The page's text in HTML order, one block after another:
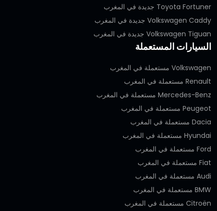
Toyota Fortuner جديدة في المغرب
Volkswagen Caddy جديدة في المغرب
Volkswagen Tiguan جديدة في المغرب
السيارات المستعملة
Volkswagen مستعملة في المغرب
Renault مستعملة في المغرب
Mercedes-Benz مستعملة في المغرب
Peugeot مستعملة في المغرب
Dacia مستعملة في المغرب
Hyundai مستعملة في المغرب
Ford مستعملة في المغرب
Fiat مستعملة في المغرب
Audi مستعملة في المغرب
BMW مستعملة في المغرب
Citroën مستعملة في المغرب